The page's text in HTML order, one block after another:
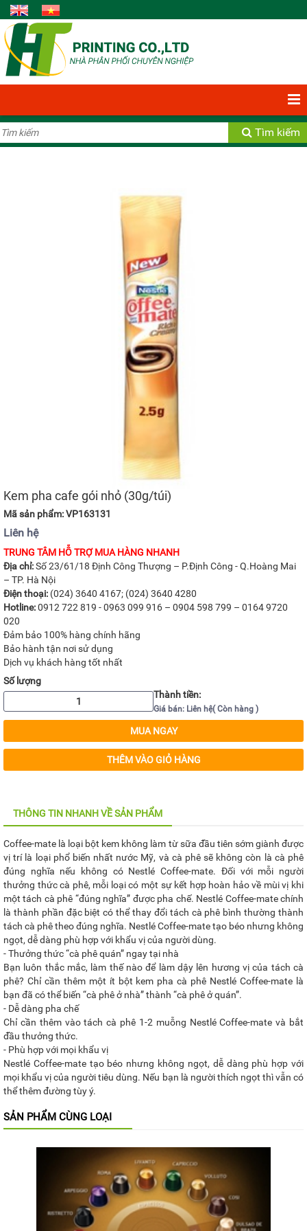
Bạn có 0 Sản phẩm Xem giỏ hàng
Tìm kiếm
Kem pha cafe gói nhỏ (30g/túi)
Mã sản phẩm: VP163131
Liên hệ
TRUNG TÂM HỖ TRỢ MUA HÀNG NHANH
Địa chỉ:Số 23/61/18 Định Công Thượng – P.Định Công - Q.Hoàng Mai
– TP. Hà Nội
Điện thoại: (024) 3640 4167; (024) 3640 4280
Hotline:0912 722 819 - 0963 099 916 – 0904 598 799 – 0164 9720
020
Đảm bảo 100% hàng chính hãng
Bảo hành tận nơi sử dụng
Dịch vụ khách hàng tốt nhất
Số lượng
Thành tiền:
Giá bán: Liên hệ( Còn hàng )
MUA NGAY
THÊM VÀO GIỎ HÀNG
THÔNG TIN NHANH VỀ SẢN PHẨM
Coffee-mate là loại bột kem không làm từ sữa đầu tiên sớm giành được
vị trí là loại phổ biến nhất nước Mỹ, và cà phê sẽ không còn là cà phê
đúng nghĩa nếu không có Nestlé Coffee-mate. Đối với mỗi người
thưởng thức cà phê, mỗi loại có một sự kết hợp hoàn hảo về mùi vị khi
một tách cà phê “đúng nghĩa” được pha chế. Nestlé Coffee-mate chính
là thành phần đặc biệt có thể thay đổi tách cà phê bình thường thành
tách cà phê theo đúng nghĩa. Nestlé Coffee-mate tạo béo nhưng không
ngọt, dễ dàng phù hợp với khẩu vị của người dùng.
- Thưởng thức “cà phê quán” ngay tại nhà
Bạn luôn thắc mắc, làm thế nào để làm dậy lên hương vị của tách cà
phê? Chỉ cần thêm một ít bột kem pha cà phê Nestlé Coffee-mate là
bạn đã có thể biến “cà phê ở nhà” thành “cà phê ở quán”.
- Dễ dàng pha chế
Chỉ cần thêm vào tách cà phê 1-2 muỗng Nestlé Coffee-mate và bắt
đầu thưởng thức.
- Phù hợp với mọi khẩu vị
Nestlé Coffee-mate tạo béo nhưng không ngọt, dễ dàng phù hợp với
mọi khẩu vị của người tiêu dùng. Nếu bạn là người thích ngọt thì vẫn có
thể thêm đường tùy ý.
SẢN PHẨM CÙNG LOẠI